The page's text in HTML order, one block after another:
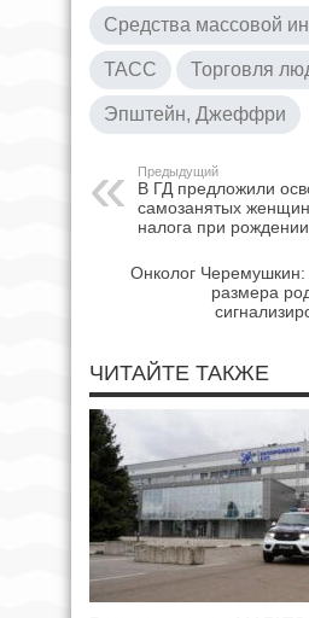
Средства массовой
ТАСС Торговля
Эпштейн, Джеффри
Предыдущий
В ГД предложили
самозанятых
налога при
Онколог Черемушкин:
размера
ЧИТАЙТЕ ТАКЖЕ